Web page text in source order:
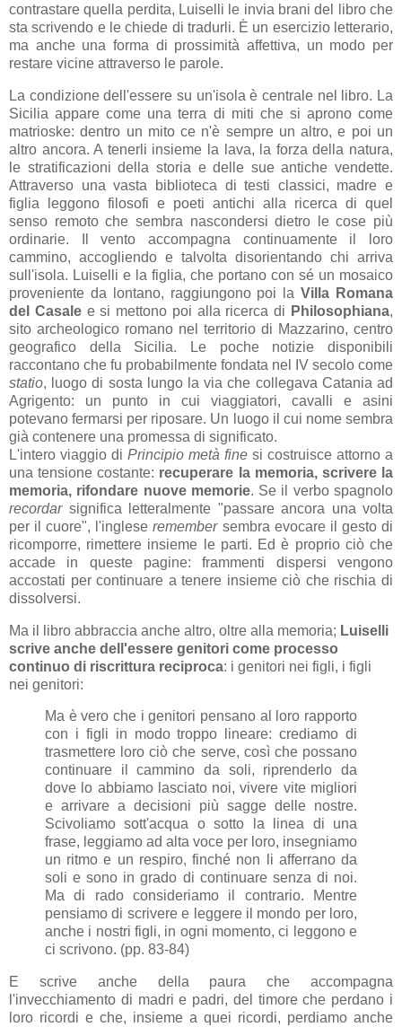
contrastare quella perdita, Luiselli le invia brani del libro che
sta scrivendo e le chiede di tradurli. È un esercizio letterario,
ma anche una forma di prossimità affettiva, un modo per
restare vicine attraverso le parole.
La condizione dell'essere su un'isola è centrale nel libro. La
Sicilia appare come una terra di miti che si aprono come
matrioske: dentro un mito ce n'è sempre un altro, e poi un
altro ancora. A tenerli insieme la lava, la forza della natura,
le stratificazioni della storia e delle sue antiche vendette.
Attraverso una vasta biblioteca di testi classici, madre e
figlia leggono filosofi e poeti antichi alla ricerca di quel
senso remoto che sembra nascondersi dietro le cose più
ordinarie. Il vento accompagna continuamente il loro
cammino, accogliendo e talvolta disorientando chi arriva
sull'isola. Luiselli e la figlia, che portano con sé un mosaico
proveniente da lontano, raggiungono poi laVilla Romana
del Casalee si mettono poi alla ricerca di Philosophiana,
sito archeologico romano nel territorio di Mazzarino, centro
geografico della Sicilia. Le poche notizie disponibili
raccontano che fu probabilmente fondata nel IV secolo come
statio, luogo di sosta lungo la via che collegava Catania ad
Agrigento: un punto in cui viaggiatori, cavalli e asini
potevano fermarsi per riposare. Un luogo il cui nome sembra
già contenere una promessa di significato.
L'intero viaggio di Principio metà fine si costruisce attorno a
una tensione costante: recuperare la memoria, scrivere la
memoria, rifondare nuove memorie. Se il verbo spagnolo
recordarsignifica letteralmente "passare ancora una volta
per il cuore", l'ingleseremembersembra evocare il gesto di
ricomporre, rimettere insieme le parti. Ed è proprio ciò che
accade in queste pagine: frammenti dispersi vengono
accostati per continuare a tenere insieme ciò che rischia di
dissolversi.
Ma il libro abbraccia anche altro, oltre alla memoria; Luiselli
scrive anche dell'essere genitori come processo
continuo di riscrittura reciproca: i genitori nei figli, i figli
nei genitori:
Ma è vero che i genitori pensano al loro rapporto
con i figli in modo troppo lineare: crediamo di
trasmettere loro ciò che serve, così che possano
continuare il cammino da soli, riprenderlo da
dove lo abbiamo lasciato noi, vivere vite migliori
e arrivare a decisioni più sagge delle nostre.
Scivoliamo sott'acqua o sotto la linea di una
frase, leggiamo ad alta voce per loro, insegniamo
un ritmo e un respiro, finché non li afferrano da
soli e sono in grado di continuare senza di noi.
Ma di rado consideriamo il contrario. Mentre
pensiamo di scrivere e leggere il mondo per loro,
anche i nostri figli, in ogni momento, ci leggono e
ci scrivono. (pp. 83-84)
E scrive anche della paura che accompagna
l'invecchiamento di madri e padri, del timore che perdano i
loro ricordi e che, insieme a quei ricordi, perdiamo anche